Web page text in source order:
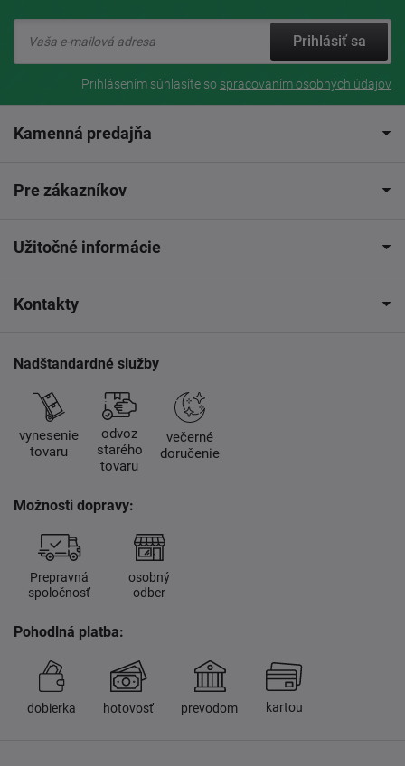
Prihlásiť sa
Prihlásením súhlasíte so spracovaním osobných údajov
Kamenná predajňa
Pre zákazníkov
Užitočné informácie
Kontakty
Nadštandardné služby
vynesenie
tovaru
odvoz
starého
tovaru
večerné
doručenie
Možnosti dopravy:
Prepravná
spoločnosť
osobný
odber
Pohodlná platba:
dobierka hotovosť prevodom kartou